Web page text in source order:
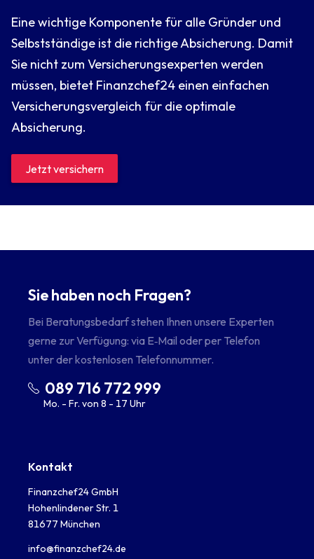
Eine wichtige Komponente für alle Gründer und
Selbstständige ist die richtige Absicherung. Damit
Sie nicht zum Versicherungsexperten werden
müssen, bietet Finanzchef24 einen einfachen
Versicherungsvergleich für die optimale
Absicherung.
Jetzt versichern
Sie haben noch Fragen?
Bei Beratungsbedarf stehen Ihnen unsere Experten
gerne zur Verfügung: via E‑Mail oder per Telefon
unter der kostenlosen Telefonnummer.
089 716 772 999
Mo. - Fr. von 8 - 17 Uhr
Kontakt
Finanzchef24 GmbH
Hohenlindener Str. 1
81677 München
info@finanzchef24.de